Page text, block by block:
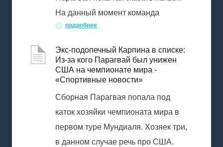
На данный момент команда
подробнее
Экс-подопечный Карпина в списке:
Из-за кого Парагвай был унижен
США на чемпионате мира -
«Спортивные новости»
Сборная Парагвая попала под
каток хозяйки чемпионата мира в
первом туре Мундиаля. Хозяек три,
в данном случае речь про США.